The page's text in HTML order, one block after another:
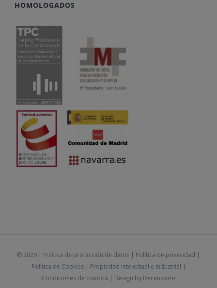
HOMOLOGADOS
© 2020 | Política de protección de datos | Política de privacidad |
Política de Cookies| Propiedad intelectual e industrial |
Condiciones de compra | Design by Decimoarte